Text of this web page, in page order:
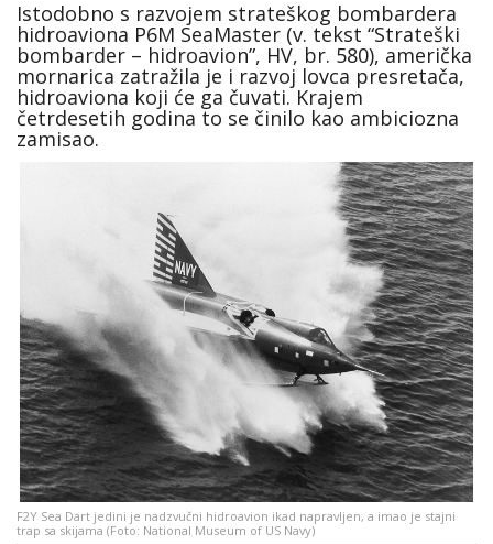
Istodobno s razvojem strateškog bombardera
hidroaviona P6M SeaMaster (v. tekst “Strateški
bombarder – hidroavion”, HV, br. 580), američka
mornarica zatražila je i razvoj lovca presretača,
hidroaviona koji će ga čuvati. Krajem
četrdesetih godina to se činilo kao ambiciozna
zamisao.
F2Y Sea Dart jedini je nadzvučni hidroavion ikad napravljen, a imao je stajni
trap sa skijama (Foto: National Museum of US Navy)